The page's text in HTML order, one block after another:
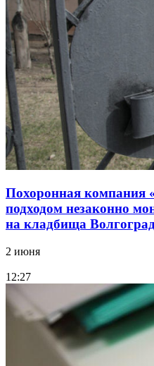
Похоронная компания
подходом незаконно
на кладбища
2 июня
12:27